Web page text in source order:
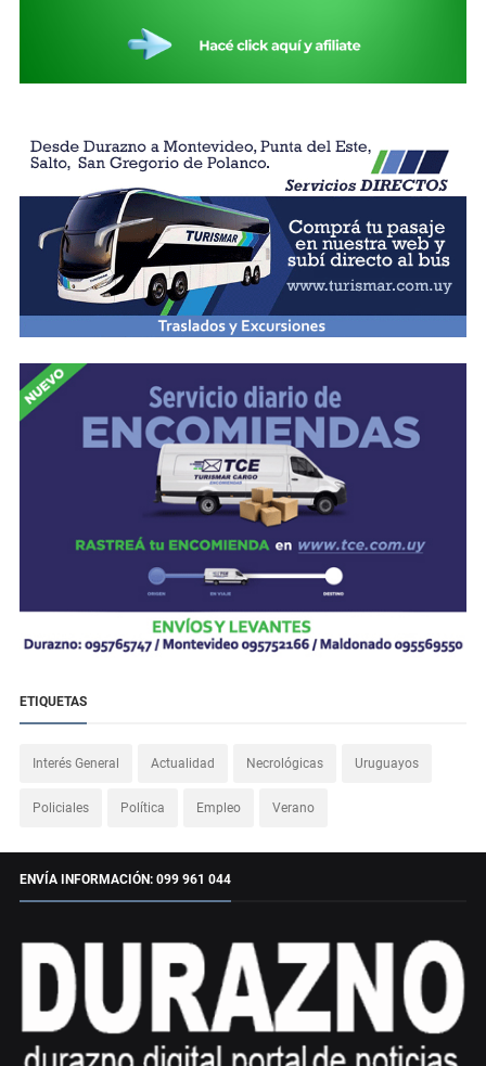
ETIQUETAS
Interés General Actualidad Necrológicas Uruguayos
Policiales Política Empleo Verano
ENVÍA INFORMACIÓN: 099 961 044